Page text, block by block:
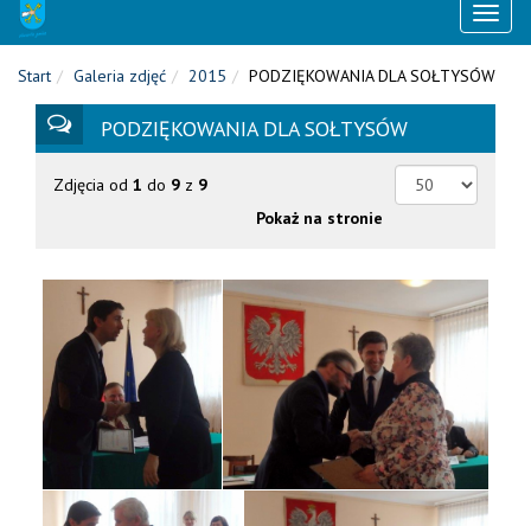
Start
Galeria zdjęć 2015 PODZIĘKOWANIA DLA SOŁTYSÓW
PODZIĘKOWANIA DLA SOŁTYSÓW
Zdjęcia od 1 do 9 z 9
Pokaż na stronie